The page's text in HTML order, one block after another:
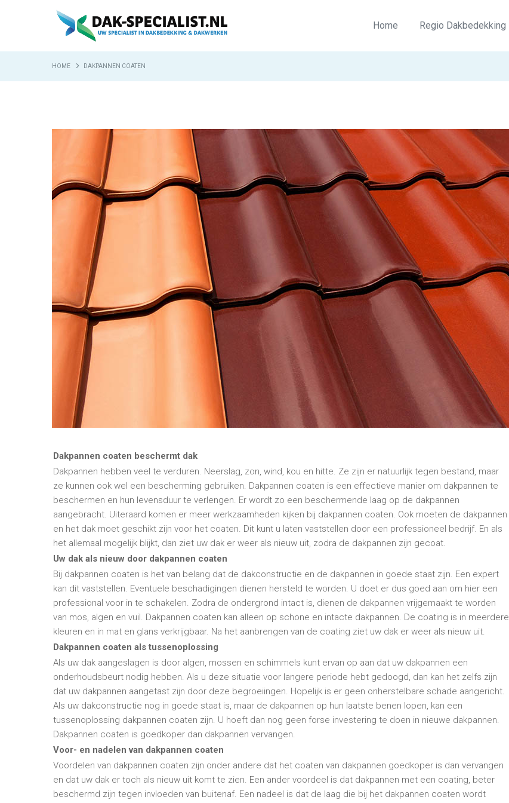
Home Regio Dakbedekking
HOME DAKPANNEN COATEN
Dakpannen coaten beschermt dak
Dakpannen hebben veel te verduren. Neerslag, zon, wind, kou en hitte. Ze zijn er natuurlijk tegen bestand, maar
ze kunnen ook wel een bescherming gebruiken. Dakpannen coaten is een effectieve manier om dakpannen te
beschermen en hun levensduur te verlengen. Er wordt zo een beschermende laag op de dakpannen
aangebracht. Uiteraard komen er meer werkzaamheden kijken bij dakpannen coaten. Ook moeten de dakpannen
en het dak moet geschikt zijn voor het coaten. Dit kunt u laten vaststellen door een professioneel bedrijf. En als
het allemaal mogelijk blijkt, dan ziet uw dak er weer als nieuw uit, zodra de dakpannen zijn gecoat.
Uw dak als nieuw door dakpannen coaten
Bij dakpannen coaten is het van belang dat de dakconstructie en de dakpannen in goede staat zijn. Een expert
kan dit vaststellen. Eventuele beschadigingen dienen hersteld te worden. U doet er dus goed aan om hier een
professional voor in te schakelen. Zodra de ondergrond intact is, dienen de dakpannen vrijgemaakt te worden
van mos, algen en vuil. Dakpannen coaten kan alleen op schone en intacte dakpannen. De coating is in meerdere
kleuren en in mat en glans verkrijgbaar. Na het aanbrengen van de coating ziet uw dak er weer als nieuw uit.
Dakpannen coaten als tussenoplossing
Als uw dak aangeslagen is door algen, mossen en schimmels kunt ervan op aan dat uw dakpannen een
onderhoudsbeurt nodig hebben. Als u deze situatie voor langere periode hebt gedoogd, dan kan het zelfs zijn
dat uw dakpannen aangetast zijn door deze begroeiingen. Hopelijk is er geen onherstelbare schade aangericht.
Als uw dakconstructie nog in goede staat is, maar de dakpannen op hun laatste benen lopen, kan een
tussenoplossing dakpannen coaten zijn. U hoeft dan nog geen forse investering te doen in nieuwe dakpannen.
Dakpannen coaten is goedkoper dan dakpannen vervangen.
Voor- en nadelen van dakpannen coaten
Voordelen van dakpannen coaten zijn onder andere dat het coaten van dakpannen goedkoper is dan vervangen
en dat uw dak er toch als nieuw uit komt te zien. Een ander voordeel is dat dakpannen met een coating, beter
beschermd zijn tegen invloeden van buitenaf. Een nadeel is dat de laag die bij het dakpannen coaten wordt